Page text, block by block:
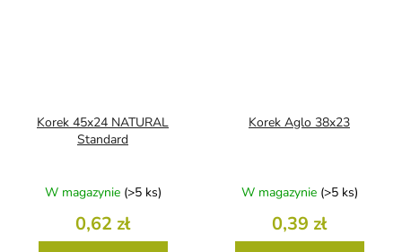
Korek 45x24 NATURAL
Standard
W magazynie (>5 ks)
0,62 zł
Korek Aglo 38x23
W magazynie (>5 ks)
0,39 zł